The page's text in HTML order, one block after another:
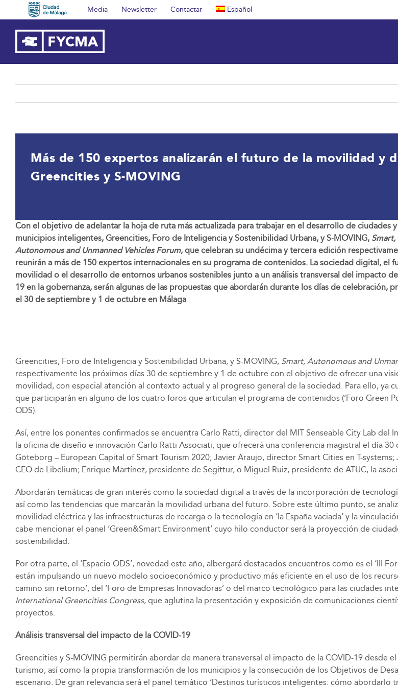
al
contenido
Media Newsletter Contactar Español
Más de 150 expertos analizarán el futuro de la movilidad y
Greencities y S-MOVING
Con el objetivo de adelantar la hoja de ruta más actualizada para trabajar en el desarrollo de ciudades y
municipios inteligentes, Greencities, Foro de Inteligencia y Sostenibilidad Urbana, y S-MOVING, Smart,
Autonomous and Unmanned Vehicles Forum, que celebran su undécima y tercera edición
reunirán a más de 150 expertos internacionales en su programa de contenidos. La sociedad digital, el
movilidad o el desarrollo de entornos urbanos sostenibles junto a un análisis transversal del impacto
19 en la gobernanza, serán algunas de las propuestas que abordarán durante los días de celebración,
el 30 de septiembre y 1 de octubre en Málaga
Greencities, Foro de Inteligencia y Sostenibilidad Urbana, y S-MOVING, Smart, Autonomous and
respectivamente los próximos días 30 de septiembre y 1 de octubre con el objetivo de ofrecer una
movilidad, con especial atención al contexto actual y al progreso general de la sociedad. Para ello,
que participarán en alguno de los cuatro foros que articulan el programa de contenidos (‘Foro Green
ODS).
Así, entre los ponentes confirmados se encuentra Carlo Ratti, director del MIT Senseable City Lab del
la oficina de diseño e innovación Carlo Ratti Associati, que ofrecerá una conferencia magistral el día
Göteborg – European Capital of Smart Tourism 2020; Javier Araujo, director Smart Cities en T-
CEO de Libelium; Enrique Martínez, presidente de Segittur, o Miguel Ruiz, presidente de ATUC, la
Abordarán temáticas de gran interés como la sociedad digital a través de la incorporación de
así como las tendencias que marcarán la movilidad urbana del futuro. Sobre este último punto, se
movilidad eléctrica y las infraestructuras de recarga o la tecnología en ‘la España vaciada’ y la
cabe mencionar el panel ‘Green&Smart Environment’ cuyo hilo conductor será la proyección de
sostenibilidad.
Por otra parte, el ‘Espacio ODS’, novedad este año, albergará destacados encuentros como es el ‘III
están impulsando un nuevo modelo socioeconómico y productivo más eficiente en el uso de los
camino sin retorno’, del ‘Foro de Empresas Innovadoras’ o del marco tecnológico para las ciudades
International Greencities Congress, que aglutina la presentación y exposición de comunicaciones
proyectos.
Análisis transversal del impacto de la COVID-19
Greencities y S-MOVING permitirán abordar de manera transversal el impacto de la COVID-19 desde
turismo, así como la propia transformación de los municipios y la consecución de los Objetivos de
escenario. De gran relevancia será el panel temático ‘Destinos turísticos inteligentes: cómo abordarlo